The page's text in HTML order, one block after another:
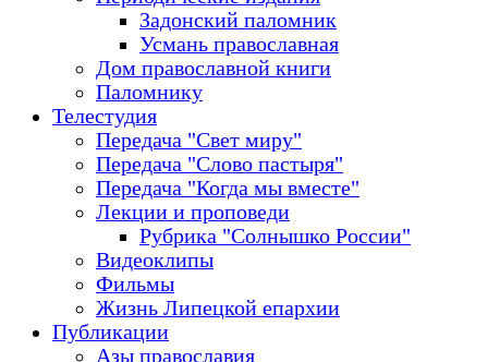
Задонский паломник
Усмань православная
Дом православной книги
Паломнику
Телестудия
Передача "Свет миру"
Передача "Слово пастыря"
Передача "Когда мы вместе"
Лекции и проповеди
Рубрика "Солнышко России"
Видеоклипы
Фильмы
Жизнь Липецкой епархии
Публикации
Азы православия